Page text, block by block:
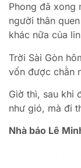
Phong đã xong
người thân
khác nữa của
Trời Sài Gòn
vốn được chằn
Giờ thì, sau khi
như gió, mà đi
Nhà báo Lê